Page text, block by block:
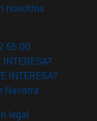
nosotros(abre en
56 00
INTERESA?
Navarra
legal